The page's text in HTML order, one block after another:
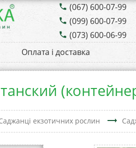
phone (067) 600-07-99
phone (099) 600-07-99
phone (073) 600-06-99
Оплата і доставка
екзотичних рослин trending_flat